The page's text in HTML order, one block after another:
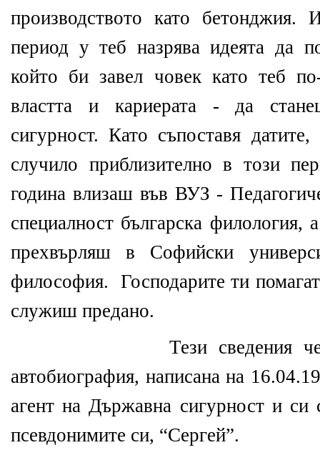
производството като бетонджия.
период у теб назрява идеята да
който би завел човек като теб
властта и кариерата - да
сигурност. Като съпоставя
случило приблизително в този
година влизаш във ВУЗ -
специалност българска филология,
прехвърляш в Софийски
философия.
Господарите ти
служиш предано.
Тези сведения
автобиография, написана на
агент на Държавна сигурност и си
псевдонимите си, “Сергей”.